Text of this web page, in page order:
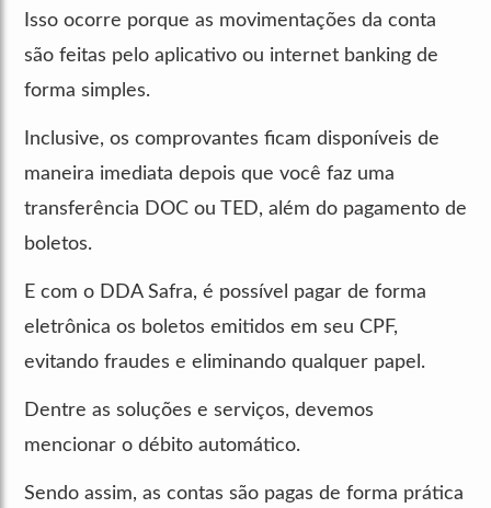
Isso ocorre porque as movimentações da conta
são feitas pelo aplicativo ou internet banking de
forma simples.
Inclusive, os comprovantes ficam disponíveis de
maneira imediata depois que você faz uma
transferência DOC ou TED, além do pagamento de
boletos.
E com o DDA Safra, é possível pagar de forma
eletrônica os boletos emitidos em seu CPF,
evitando fraudes e eliminando qualquer papel.
Dentre as soluções e serviços, devemos
mencionar o débito automático.
Sendo assim, as contas são pagas de forma prática